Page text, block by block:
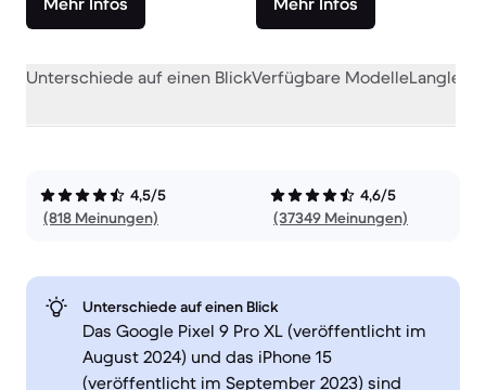
Unterschiede auf einen BlickVerfügbare Modelle
4,5/5
(818 Meinungen)
4,6/5
(37349 Meinungen)
Unterschiede auf einen Blick
Das Google Pixel 9 Pro XL (veröffentlicht im
August 2024) und das iPhone 15
(veröffentlicht im September 2023) sind